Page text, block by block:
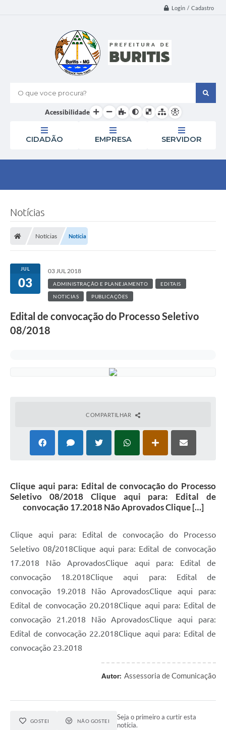
Login / Cadastro
O que voce procura?
Acessibilidade
CIDADÃO EMPRESA SERVIDOR
Notícias
Notícias Notícia
JUL
03
03 JUL 2018
ADMINISTRAÇÃO E PLANEJAMENTO EDITAIS
NOTICIAS PUBLICAÇÕES
Edital de convocação do Processo Seletivo
08/2018
COMPARTILHAR
Clique aqui para: Edital de convocação do Processo
Seletivo 08/2018 Clique aqui para: Edital de
convocação 17.2018 Não Aprovados Clique […]
Clique aqui para: Edital de convocação do Processo
Seletivo 08/2018Clique aqui para: Edital de convocação
17.2018 Não AprovadosClique aqui para: Edital de
convocação 18.2018Clique aqui para: Edital de
convocação 19.2018 Não AprovadosClique aqui para:
Edital de convocação 20.2018Clique aqui para: Edital de
convocação 21.2018 Não AprovadosClique aqui para:
Edital de convocação 22.2018Clique aqui para: Edital de
convocação 23.2018
Autor: Assessoria de Comunicação
GOSTEI NÃO GOSTEI
Seja o primeiro a curtir esta
notícia.